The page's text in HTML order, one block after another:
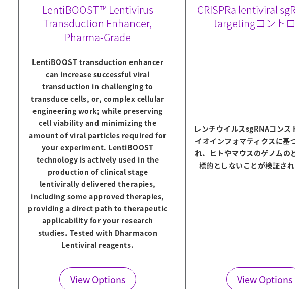
LentiBOOST™ Lentivirus
Transduction Enhancer,
Pharma-Grade
LentiBOOST transduction enhancer
can increase successful viral
transduction in challenging to
transduce cells, or, complex cellular
engineering work; while preserving
cell viability and minimizing the
amount of viral particles required for
your experiment. LentiBOOST
technology is actively used in the
production of clinical stage
lentivirally delivered therapies,
including some approved therapies,
providing a direct path to therapeutic
applicability for your research
studies. Tested with Dharmacon
Lentiviral reagents.
View Options
CRISPRa lentiviral
targetingコント
レンチウイルスsgRNAコンス
イオインフォマティクスに基
れ、ヒトやマウスのゲノムの
標的としないことが検証さ
View Options